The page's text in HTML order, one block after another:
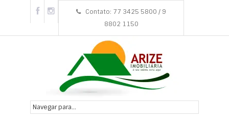
Contato: 77 3425 5800 / 9
8802 1150